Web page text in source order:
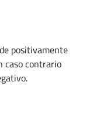
positivamente
caso contrario